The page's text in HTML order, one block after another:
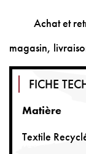
Achat et
magasin,
FICHE
Matière
Textile